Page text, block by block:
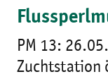
PM 13:
Zuchtstation